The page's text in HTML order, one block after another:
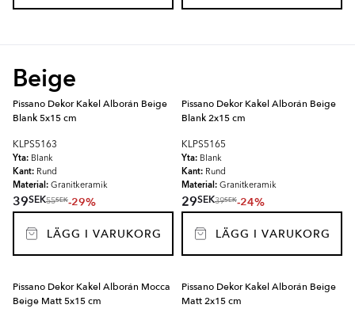
Beige
Pissano Dekor Kakel Alborán Beige
Blank 5x15 cm
KLPS5163
Yta: Blank
Kant: Rund
Material: Granitkeramik
39SEK55SEK-29%
LÄGG I VARUKORG
Pissano Dekor Kakel Alborán Beige
Blank 2x15 cm
KLPS5165
Yta: Blank
Kant: Rund
Material: Granitkeramik
29SEK39SEK-24%
LÄGG I VARUKORG
Pissano Dekor Kakel Alborán Mocca
Beige Matt 5x15 cm
Pissano Dekor Kakel Alborán Beige
Matt 2x15 cm